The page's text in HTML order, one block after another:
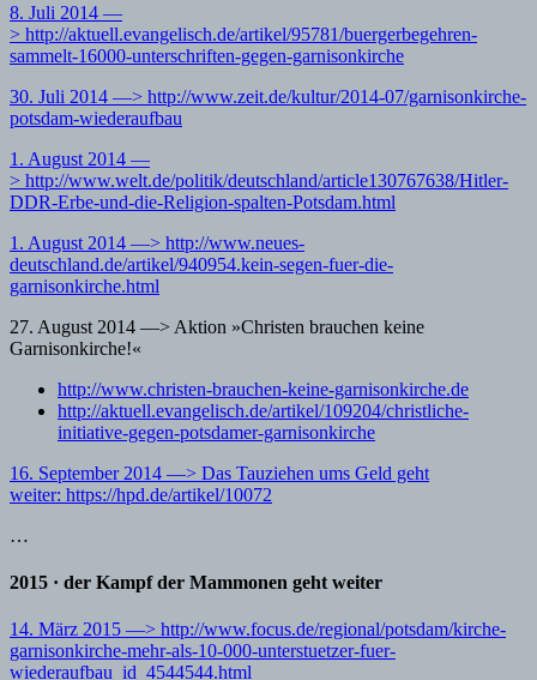
8. Juli 2014 —
> http://aktuell.evangelisch.de/artikel/95781/buergerbegehren-
sammelt-16000-unterschriften-gegen-garnisonkirche
30. Juli 2014 —> http://www.zeit.de/kultur/2014-07/garnisonkirche-
potsdam-wiederaufbau
1. August 2014 —
> http://www.welt.de/politik/deutschland/article130767638/Hitler-
DDR-Erbe-und-die-Religion-spalten-Potsdam.html
1. August 2014 —> http://www.neues-
deutschland.de/artikel/940954.kein-segen-fuer-die-
garnisonkirche.html
27. August 2014 —> Aktion »Christen brauchen keine
Garnisonkirche!«
http://www.christen-brauchen-keine-garnisonkirche.de
http://aktuell.evangelisch.de/artikel/109204/christliche-
initiative-gegen-potsdamer-garnisonkirche
16. September 2014 —> Das Tauziehen ums Geld geht
weiter: https://hpd.de/artikel/10072
…
2015 · der Kampf der Mammonen geht weiter
14. März 2015 —> http://www.focus.de/regional/potsdam/kirche-
garnisonkirche-mehr-als-10-000-unterstuetzer-fuer-
wiederaufbau_id_4544544.html